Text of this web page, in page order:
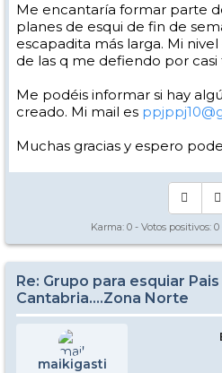
Me encantaría formar parte
planes de esqui de fin de
escapadita más larga. Mi
de las q me defiendo por casi
Me podéis informar si hay
creado. Mi mail es
Muchas gracias y espero
Karma: 0 - Votos positivos: 0
Re: Grupo para esquiar
Cantabria....Zona Norte
maikigasti